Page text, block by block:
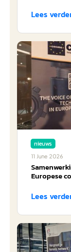
Lees
nieuws
11 June 2026
Europese
Lees